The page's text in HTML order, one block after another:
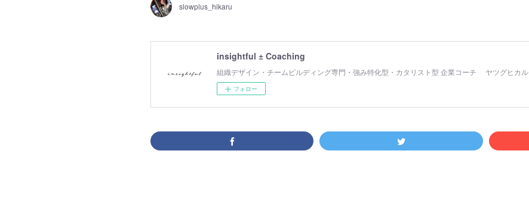
slowplus_hikaru
insightful ± Coaching
組織デザイン・チームビルディング専門・強み特化型・カタリスト型 企業コーチ ヤツグヒカル
フォロー